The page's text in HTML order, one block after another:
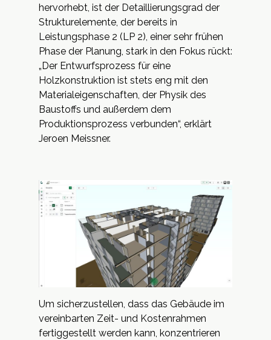
hervorhebt, ist der Detaillierungsgrad der
Strukturelemente, der bereits in
Leistungsphase 2 (LP 2), einer sehr frühen
Phase der Planung, stark in den Fokus rückt:
„Der Entwurfsprozess für eine
Holzkonstruktion ist stets eng mit den
Materialeigenschaften, der Physik des
Baustoffs und außerdem dem
Produktionsprozess verbunden“, erklärt
Jeroen Meissner.
Um sicherzustellen, dass das Gebäude im
vereinbarten Zeit- und Kostenrahmen
fertiggestellt werden kann, konzentrieren